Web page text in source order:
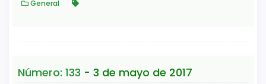
General
Número: 133 - 3 de mayo de 2017